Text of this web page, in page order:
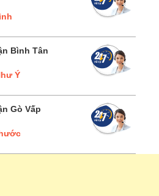
Bình Tân
Ý
Gò Vấp